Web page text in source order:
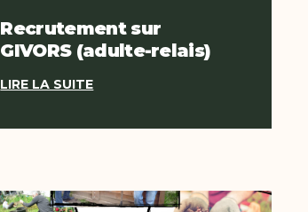
Recrutement sur
GIVORS (adulte-relais)
LIRE LA SUITE